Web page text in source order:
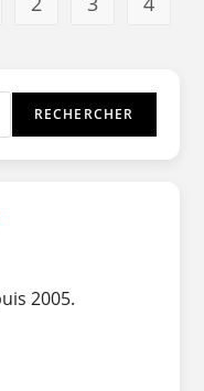
RECHERCHER
2005.